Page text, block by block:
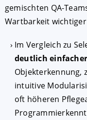
gemischten QA-
Wartbarkeit
Im Vergleich zu
deutlich
Objekterkennung,
intuitive
oft höheren